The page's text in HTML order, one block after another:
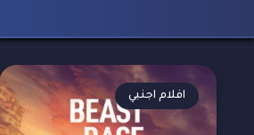
افلام اجنبي